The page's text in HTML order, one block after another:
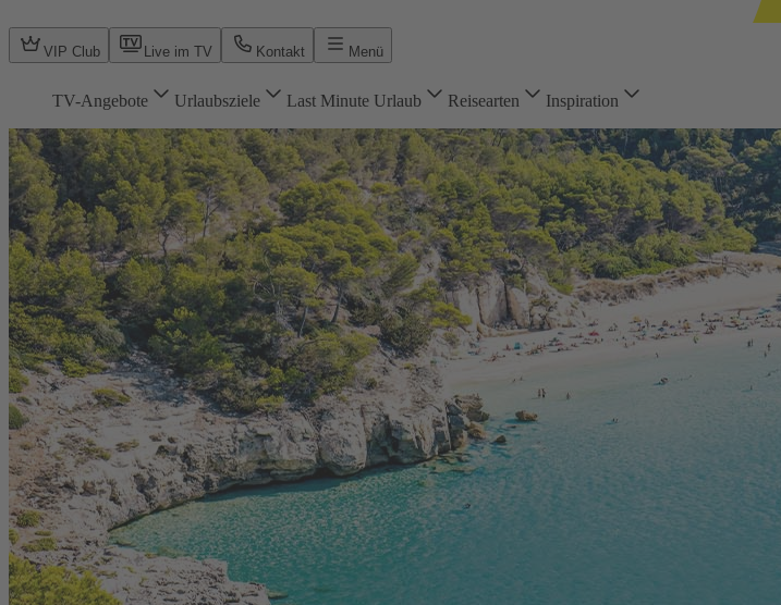
VIP Club Live im TV Kontakt Menü
TV-Angebote Urlaubsziele Last Minute Urlaub Reisearten Inspiration